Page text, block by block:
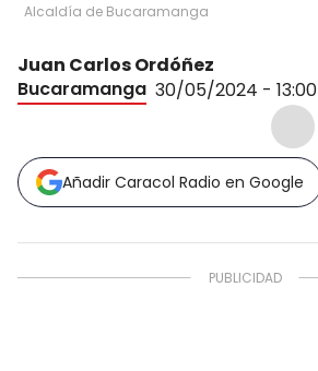
Alcaldía de Bucaramanga
Juan Carlos Ordóñez
Bucaramanga 30/05/2024 - 13:00
Añadir Caracol Radio en Google